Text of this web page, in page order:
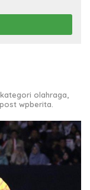
olahraga,
wpberita.